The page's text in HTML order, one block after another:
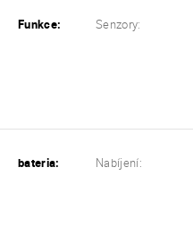
Funkce: Senzory:
bateria: Nabíjení: